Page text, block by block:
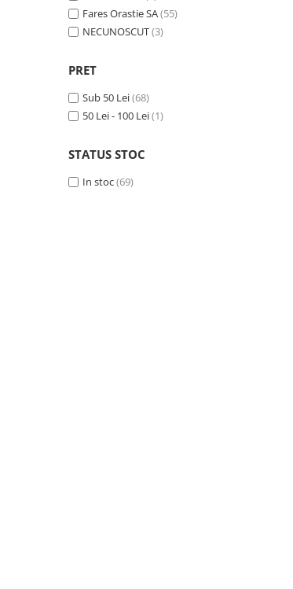
Produse antiparazitare
Sarcina si alaptare
Altele-Mama si copil
Produse pentru ingrijire si
Ingrijire ten
Ingrijire maini si picioare
Fares Orastie SA(55)
NECUNOSCUT(3)
PRET
Sub 50 Lei(68)
50 Lei - 100 Lei(1)
STATUS STOC
In stoc(69)